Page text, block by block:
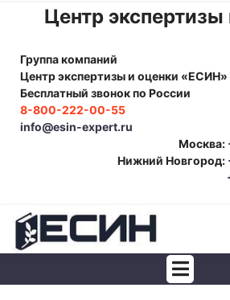
Центр экспертизы
Группа компаний
Центр экспертизы и оценки «ЕСИН»
Бесплатный звонок по России
8-800-222-00-55
info@esin-expert.ru
Москва:
Нижний Новгород: